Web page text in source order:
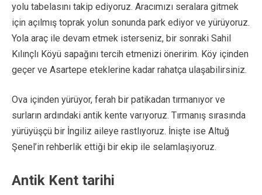
yolu tabelasını takip ediyoruz. Aracımızı seralara gitmek
için açılmış toprak yolun sonunda park ediyor ve yürüyoruz.
Yola araç ile devam etmek isterseniz, bir sonraki Sahil
Kılınçlı Köyü sapağını tercih etmenizi öneririm. Köy içinden
geçer ve Asartepe eteklerine kadar rahatça ulaşabilirsiniz.
Ova içinden yürüyor, ferah bir patikadan tırmanıyor ve
surların ardındaki antik kente varıyoruz. Tırmanış sırasında
yürüyüşçü bir İngiliz aileye rastlıyoruz. İnişte ise Altuğ
Şenel’in rehberlik ettiği bir ekip ile selamlaşıyoruz.
Antik Kent tarihi